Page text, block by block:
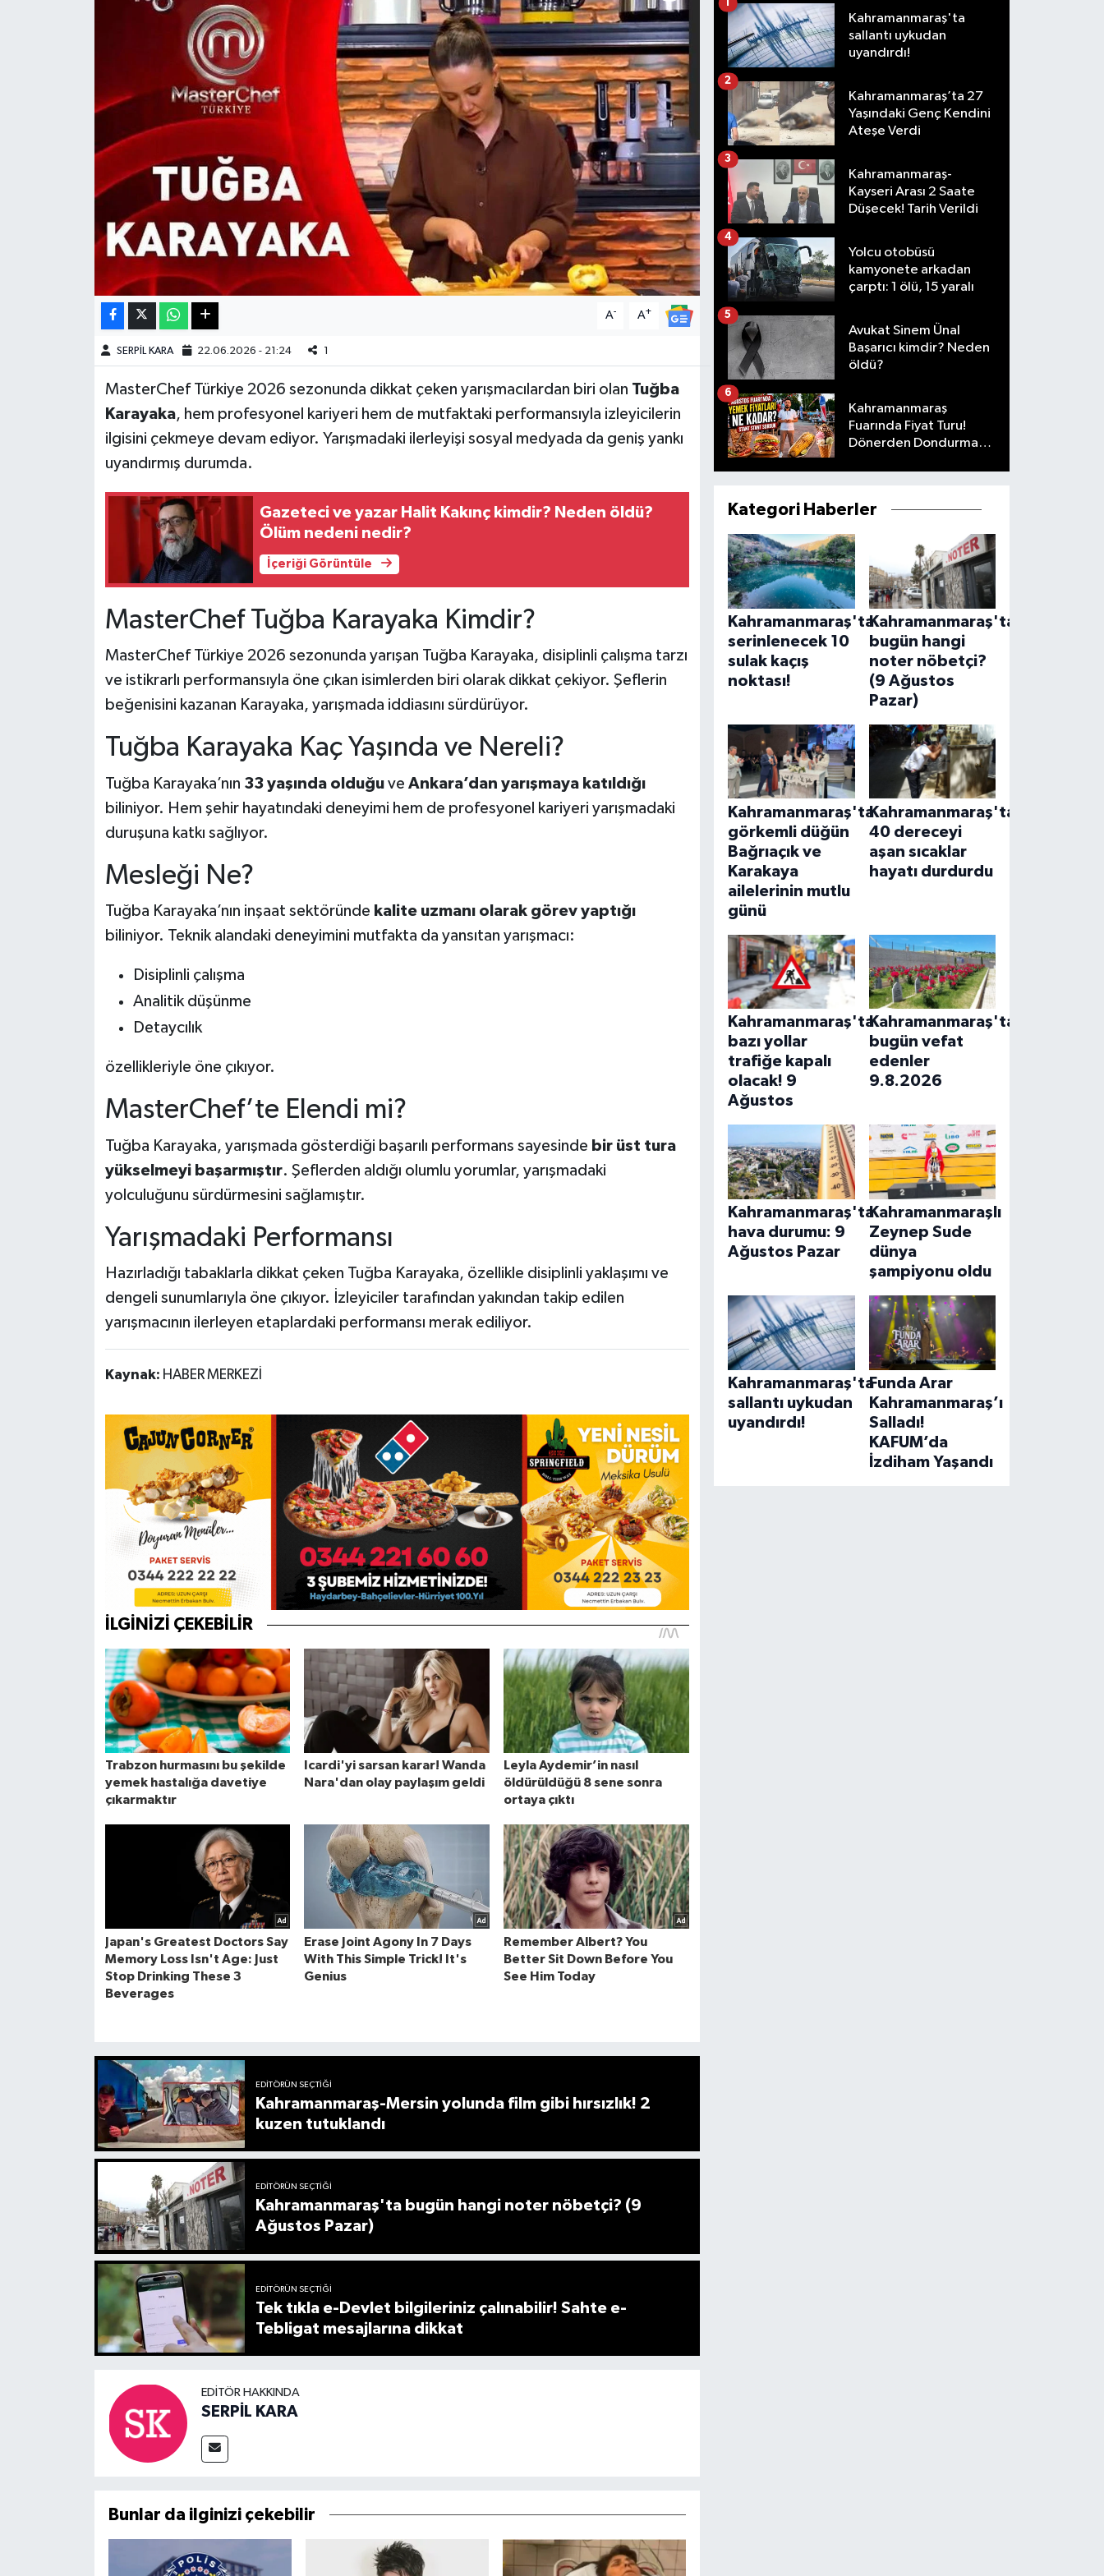
A- A+
SERPİL KARA 22.06.2026 - 21:24 1
MasterChef Türkiye 2026 sezonunda dikkat çeken yarışmacılardan biri olan Tuğba
Karayaka, hem profesyonel kariyeri hem de mutfaktaki performansıyla izleyicilerin
ilgisini çekmeye devam ediyor. Yarışmadaki ilerleyişi sosyal medyada da geniş yankı
uyandırmış durumda.
Gazeteci ve yazar Halit Kakınç kimdir? Neden öldü?
Ölüm nedeni nedir?
İçeriği Görüntüle
MasterChef Tuğba Karayaka Kimdir?
MasterChef Türkiye 2026 sezonunda yarışan Tuğba Karayaka, disiplinli çalışma tarzı
ve istikrarlı performansıyla öne çıkan isimlerden biri olarak dikkat çekiyor. Şeflerin
beğenisini kazanan Karayaka, yarışmada iddiasını sürdürüyor.
Tuğba Karayaka Kaç Yaşında ve Nereli?
Tuğba Karayaka’nın 33 yaşında olduğuve Ankara’dan yarışmaya katıldığı
biliniyor. Hem şehir hayatındaki deneyimi hem de profesyonel kariyeri yarışmadaki
duruşuna katkı sağlıyor.
Mesleği Ne?
Tuğba Karayaka’nın inşaat sektöründe kalite uzmanı olarak görev yaptığı
biliniyor. Teknik alandaki deneyimini mutfakta da yansıtan yarışmacı:
Disiplinli çalışma
Analitik düşünme
Detaycılık
özellikleriyle öne çıkıyor.
MasterChef’te Elendi mi?
Tuğba Karayaka, yarışmada gösterdiği başarılı performans sayesinde bir üst tura
yükselmeyi başarmıştır. Şeflerden aldığı olumlu yorumlar, yarışmadaki
yolculuğunu sürdürmesini sağlamıştır.
Yarışmadaki Performansı
Hazırladığı tabaklarla dikkat çeken Tuğba Karayaka, özellikle disiplinli yaklaşımı ve
dengeli sunumlarıyla öne çıkıyor. İzleyiciler tarafından yakından takip edilen
yarışmacının ilerleyen etaplardaki performansı merak ediliyor.
Kaynak: HABER MERKEZİ
EDITÖRÜN SEÇTIĞI
Kahramanmaraş-Mersin yolunda film gibi hırsızlık! 2
kuzen tutuklandı
EDITÖRÜN SEÇTIĞI
Kahramanmaraş'ta bugün hangi noter nöbetçi? (9
Ağustos Pazar)
EDITÖRÜN SEÇTIĞI
Tek tıkla e-Devlet bilgileriniz çalınabilir! Sahte e-
Tebligat mesajlarına dikkat
EDITÖR HAKKINDA
SERPİL KARA
Bunlar da ilginizi çekebilir
Kahramanmaraş'ta
sallantı uykudan
uyandırdı!
1
Kahramanmaraş’ta 27
Yaşındaki Genç Kendini
Ateşe Verdi
2
Kahramanmaraş-
Kayseri Arası 2 Saate
Düşecek! Tarih Verildi
3
Yolcu otobüsü
kamyonete arkadan
çarptı: 1 ölü, 15 yaralı
4
Avukat Sinem Ünal
Başarıcı kimdir? Neden
öldü?
5
Kahramanmaraş
Fuarında Fiyat Turu!
Dönerden Dondurmaya
6
Kategori Haberler
Kahramanmaraş'ta
serinlenecek 10
sulak kaçış
noktası!
Kahramanmaraş'ta
bugün hangi
noter nöbetçi?
(9 Ağustos
Pazar)
Kahramanmaraş'ta
görkemli düğün
Bağrıaçık ve
Karakaya
ailelerinin mutlu
günü
Kahramanmaraş'ta
40 dereceyi
aşan sıcaklar
hayatı durdurdu
Kahramanmaraş'ta
bazı yollar
trafiğe kapalı
olacak! 9
Ağustos
Kahramanmaraş'ta
bugün vefat
edenler
9.8.2026
Kahramanmaraş'ta
hava durumu: 9
Ağustos Pazar
Kahramanmaraşlı
Zeynep Sude
dünya
şampiyonu oldu
Kahramanmaraş'ta
sallantı uykudan
uyandırdı!
Funda Arar
Kahramanmaraş’ı
Salladı!
KAFUM’da
İzdiham Yaşandı
Magazin
Manşet Altı
Manşetler
Resmi İlan
SürManşet
Teknoloji
KAHRAMANMARAŞ